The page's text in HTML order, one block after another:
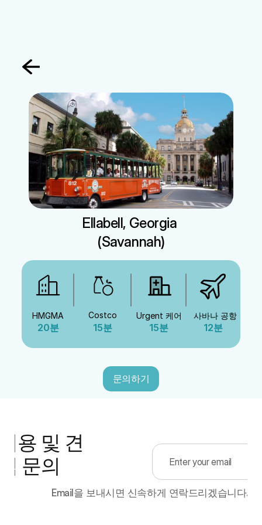
전문서비스
Ellabell, Georgia
(Savannah)
12분
15분
Urgent 케어
15분
Costco
HMGMA
20분
사바나 공항
문의하기
용 및 견
문의
Email을 보내시면 신속하게 연락드리겠습니다.